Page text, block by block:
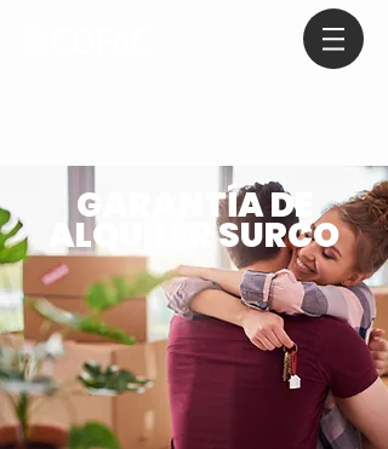
GARANTÍA DE
ALQUILER SURCO